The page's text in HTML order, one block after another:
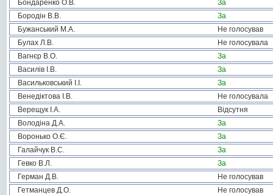
Бондаренко О.В.
За
Бородін В.В.
За
Бужанський М.А.
Не голосував
Булах Л.В.
Не голосувала
Вагнєр В.О.
За
Василів І.В.
За
Васильковський І.І.
За
Венедіктова І.В.
Не голосувала
Верещук І.А.
Відсутня
Володіна Д.А.
За
Воронько О.Є.
За
Галайчук В.С.
За
Гевко В.Л.
За
Герман Д.В.
Не голосував
Гетманцев Д.О.
Не голосував